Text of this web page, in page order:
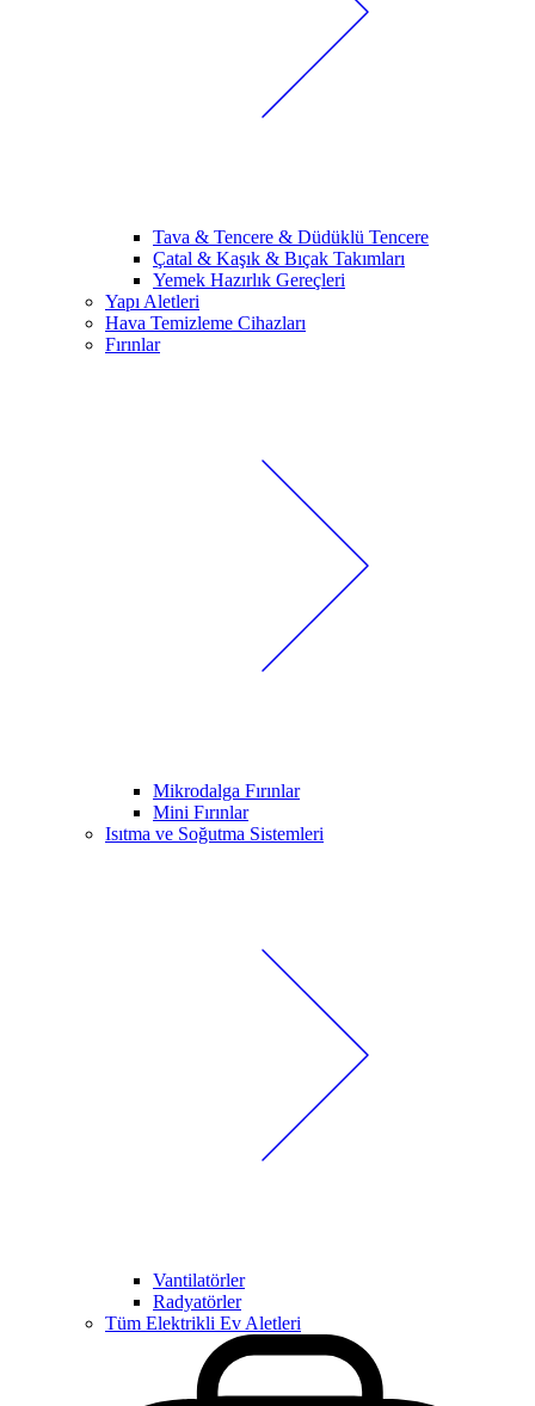
Tava & Tencere & Düdüklü Tencere
Çatal & Kaşık & Bıçak Takımları
Yemek Hazırlık Gereçleri
Yapı Aletleri
Hava Temizleme Cihazları
Fırınlar
Mikrodalga Fırınlar
Mini Fırınlar
Isıtma ve Soğutma Sistemleri
Vantilatörler
Radyatörler
Tüm Elektrikli Ev Aletleri